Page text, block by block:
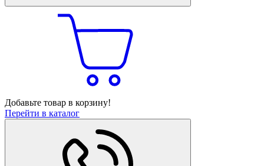
Добавьте товар в корзину!
Перейти в каталог